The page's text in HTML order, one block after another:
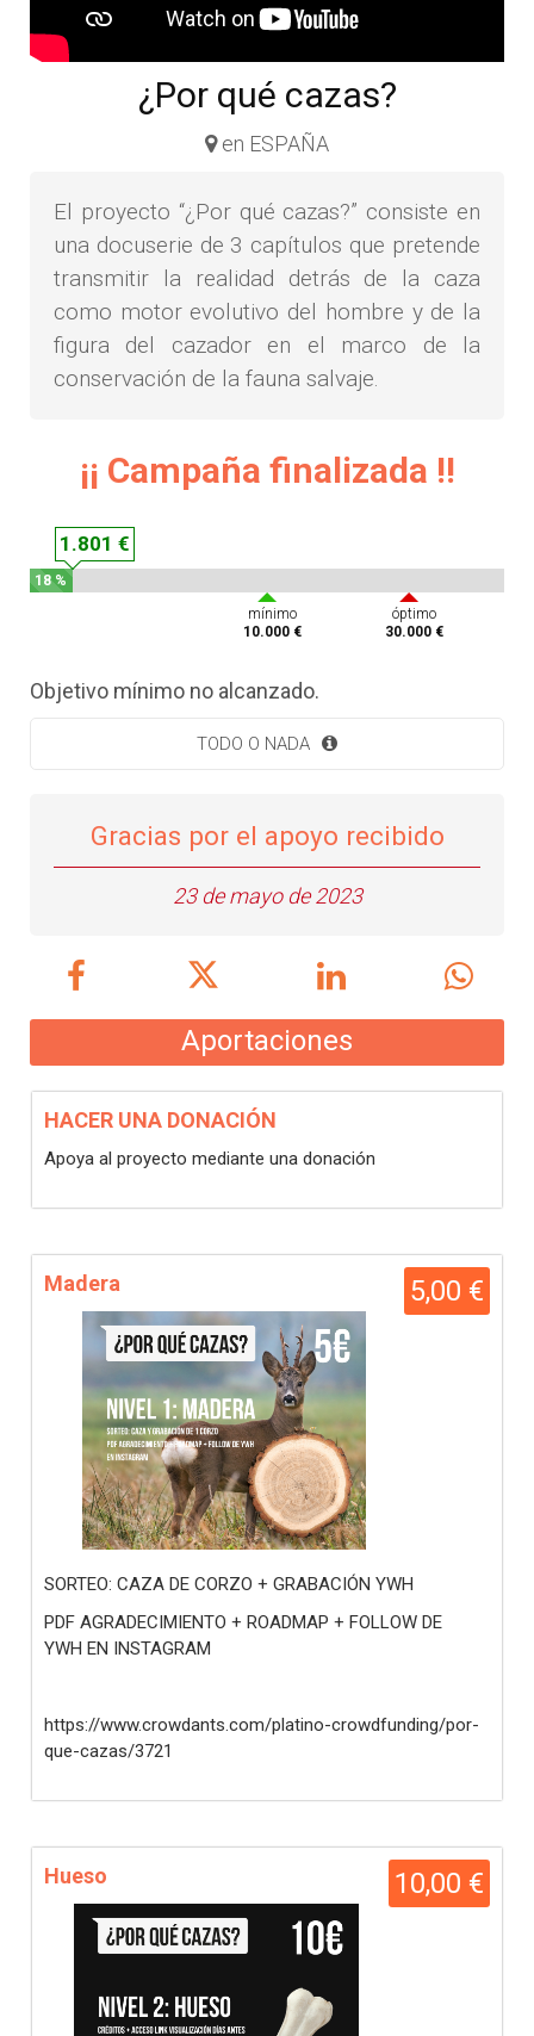
¿Por qué cazas?
en ESPAÑA
El proyecto “¿Por qué cazas?” consiste en
una docuserie de 3 capítulos que pretende
transmitir la realidad detrás de la caza
como motor evolutivo del hombre y de la
figura del cazador en el marco de la
conservación de la fauna salvaje.
¡¡ Campaña finalizada !!
1.801 €
18 %
mínimo
10.000 €
óptimo
30.000 €
Objetivo mínimo no alcanzado.
TODO O NADA
Gracias por el apoyo recibido
23 de mayo de 2023
Aportaciones
HACER UNA DONACIÓN
Apoya al proyecto mediante una donación
5,00 €
Madera
SORTEO: CAZA DE CORZO + GRABACIÓN YWH
PDF AGRADECIMIENTO + ROADMAP + FOLLOW DE
YWH EN INSTAGRAM
https://www.crowdants.com/platino-crowdfunding/por-
que-cazas/3721
10,00 €
Hueso